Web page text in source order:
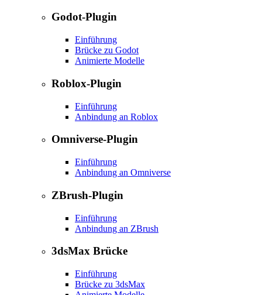
Godot-Plugin
Einführung
Brücke zu Godot
Animierte Modelle
Roblox-Plugin
Einführung
Anbindung an Roblox
Omniverse-Plugin
Einführung
Anbindung an Omniverse
ZBrush-Plugin
Einführung
Anbindung an ZBrush
3dsMax Brücke
Einführung
Brücke zu 3dsMax